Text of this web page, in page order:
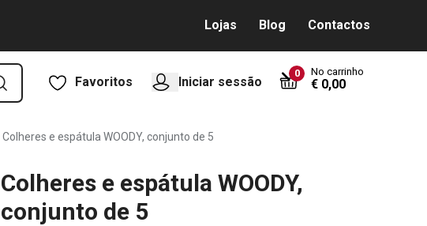
Lojas Blog Contactos
Favoritos Iniciar sessão
0 No carrinho
€ 0,00
Colheres e espátula WOODY, conjunto de 5
Colheres e espátula WOODY,
conjunto de 5